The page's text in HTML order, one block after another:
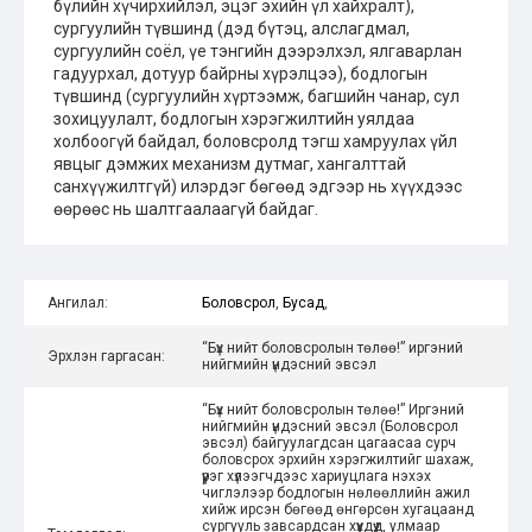
бүлийн хүчирхийлэл, эцэг эхийн үл хайхралт),
сургуулийн түвшинд (дэд бүтэц, алслагдмал,
сургуулийн соёл, үе тэнгийн дээрэлхэл, ялгаварлан
гадуурхал, дотуур байрны хүрэлцээ), бодлогын
түвшинд (сургуулийн хүртээмж, багшийн чанар, сул
зохицуулалт, бодлогын хэрэгжилтийн уялдаа
холбоогүй байдал, боловсролд тэгш хамруулах үйл
явцыг дэмжих механизм дутмаг, хангалттай
санхүүжилтгүй) илэрдэг бөгөөд эдгээр нь хүүхдээс
өөрөөс нь шалтгаалаагүй байдаг.
Ангилал: Боловсрол, Бусад,
Эрхлэн гаргасан:
“Бүх нийт боловсролын төлөө!” иргэний
нийгмийн үндэсний эвсэл
“Бүх нийт боловсролын төлөө!” Иргэний
нийгмийн үндэсний эвсэл (Боловсрол
эвсэл) байгуулагдсан цагаасаа сурч
боловсрох эрхийн хэрэгжилтийг шахаж,
үүрэг хүлээгчдээс хариуцлага нэхэх
чиглэлээр бодлогын нөлөөллийн ажил
хийж ирсэн бөгөөд өнгөрсөн хугацаанд
сургууль завсардсан хүүхдүүд, улмаар